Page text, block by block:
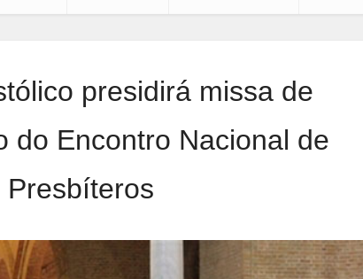
presidirá missa de
do Encontro Nacional de
Presbíteros